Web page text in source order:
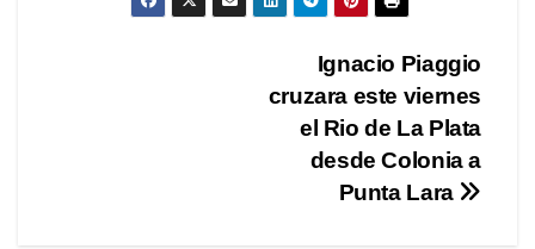
Ignacio Piaggio
cruzara este viernes
el Rio de La Plata
desde Colonia a
Punta Lara